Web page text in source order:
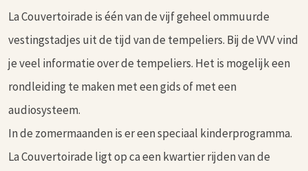
La Couvertoirade is één van de vijf geheel ommuurde
vestingstadjes uit de tijd van de tempeliers. Bij de VVV vind
je veel informatie over de tempeliers. Het is mogelijk een
rondleiding te maken met een gids of met een
audiosysteem.
In de zomermaanden is er een speciaal kinderprogramma.
La Couvertoirade ligt op ca een kwartier rijden van de